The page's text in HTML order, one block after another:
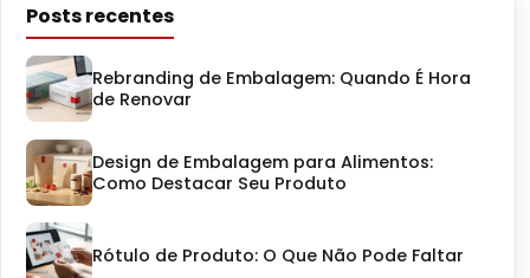
Posts recentes
Rebranding de Embalagem: Quando É Hora
de Renovar
Design de Embalagem para Alimentos:
Como Destacar Seu Produto
Rótulo de Produto: O Que Não Pode Faltar